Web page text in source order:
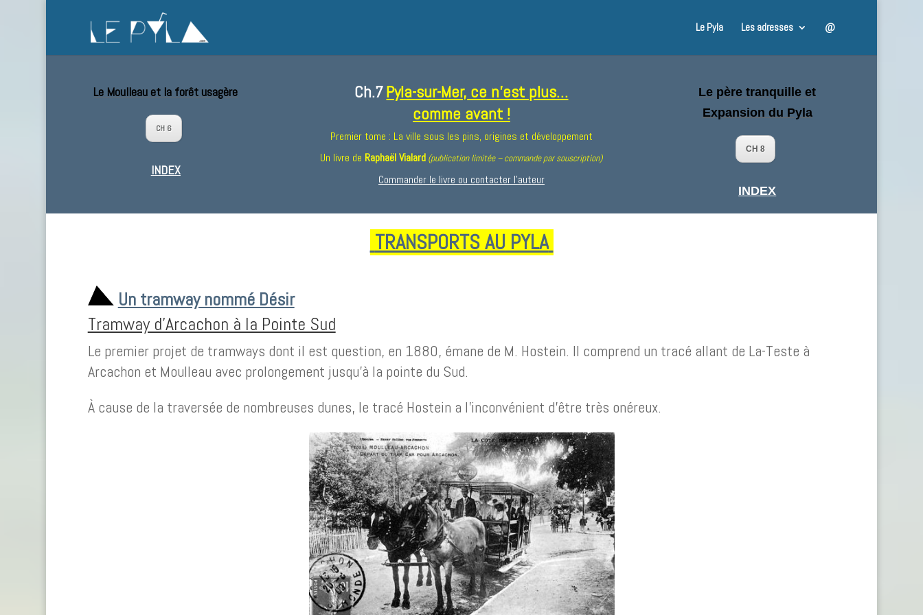
Le Pyla Les adresses @
Le Moulleau et la forêt usagère
CH 6
INDEX
Ch.7Pyla-sur-Mer, ce n’est plus…
comme avant !
Premier tome : La ville sous les pins, origines et développement
Un livre de Raphaël Vialard (publication limitée – commande par souscription)
Commander le livre ou contacter l’auteur
Le père tranquille et
Expansion du Pyla
CH 8
INDEX
TRANSPORTS AU PYLA
Un tramway nommé Désir
Tramway d’Arcachon à la Pointe Sud
Le premier projet de tramways dont il est question, en 1880, émane de M. Hostein. Il comprend un tracé allant de La-Teste à
Arcachon et Moulleau avec prolongement jusqu’à la pointe du Sud.
À cause de la traversée de nombreuses dunes, le tracé Hostein a l’inconvénient d’être très onéreux.